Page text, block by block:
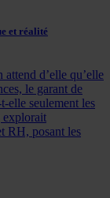
et réalité
d’elle qu’elle
le garant de
elle seulement les
explorait
RH, posant les